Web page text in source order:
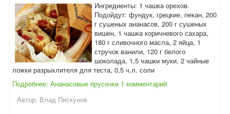
Ингредиенты: 1 чашка орехов.
Подойдут: фундук, грецкие, пекан, 200
г сушеных ананасов, 200 г сушеных
вишен, 1 чашка коричневого сахара,
180 г сливочного масла, 2 яйца, 1
стручок ванили, 120 г белого
шоколада, 1,5 чашки муки, 2 чайные
ложки разрыхлителя для теста, 0,5 ч.л. соли
Подробнее: Ананасовые брусочки 1 комментарий
Автор: Влад Пискунов